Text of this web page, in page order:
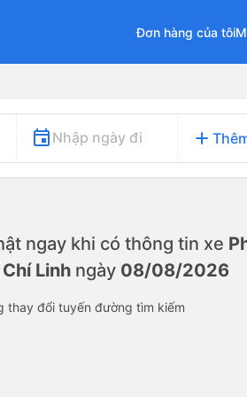
Đơn hàng của tôi
Nhập ngày đi add
ngay khi có thông tin xe
Linhngày 08/08/2026
thay đổi tuyến đường tìm kiếm